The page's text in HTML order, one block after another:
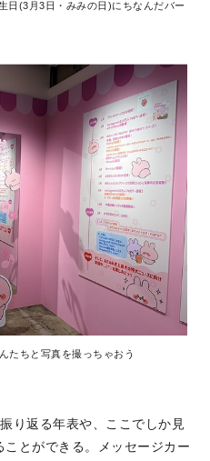
日(3月3日・みみの日)にちなんだバー
たちと写真を撮っちゃおう
り返る年表や、ここでしか見
とができる。メッセージカー